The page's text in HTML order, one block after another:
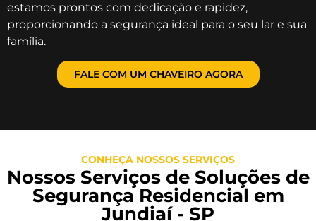
estamos prontos com dedicação e rapidez,
proporcionando a segurança ideal para o seu lar e sua
família.
FALE COM UM CHAVEIRO AGORA
CONHEÇA NOSSOS SERVIÇOS
Nossos Serviços de Soluções de
Segurança Residencial em
Jundiaí - SP